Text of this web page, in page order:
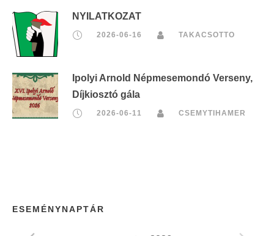
NYILATKOZAT
2026-06-16 TAKACSOTTO
Ipolyi Arnold Népmesemondó Verseny,
Díjkiosztó gála
2026-06-11 CSEMYTIHAMER
ESEMÉNYNAPTÁR